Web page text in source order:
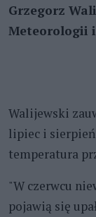
Grzegorz
Meteorologii
Walijewski
lipiec i
temperatura
"W czerwcu
pojawią się